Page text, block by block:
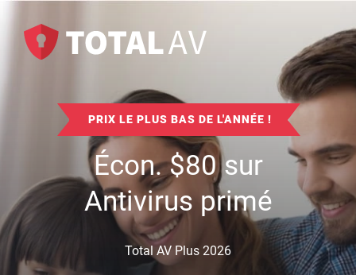
PRIX LE PLUS BAS DE L'ANNÉE !
Écon.$80sur
Antivirus primé
Total AV Plus 2026